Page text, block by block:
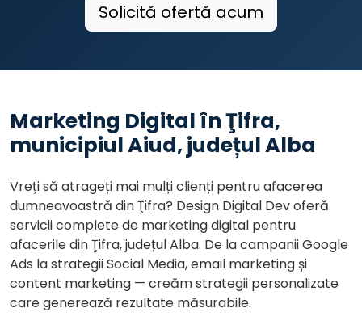
Solicită ofertă acum
Marketing Digital în Ţifra,
municipiul Aiud, județul Alba
Vreți să atrageți mai mulți clienți pentru afacerea
dumneavoastră din Ţifra? Design Digital Dev oferă
servicii complete de marketing digital pentru
afacerile din Ţifra, județul Alba. De la campanii Google
Ads la strategii Social Media, email marketing și
content marketing — creăm strategii personalizate
care generează rezultate măsurabile.